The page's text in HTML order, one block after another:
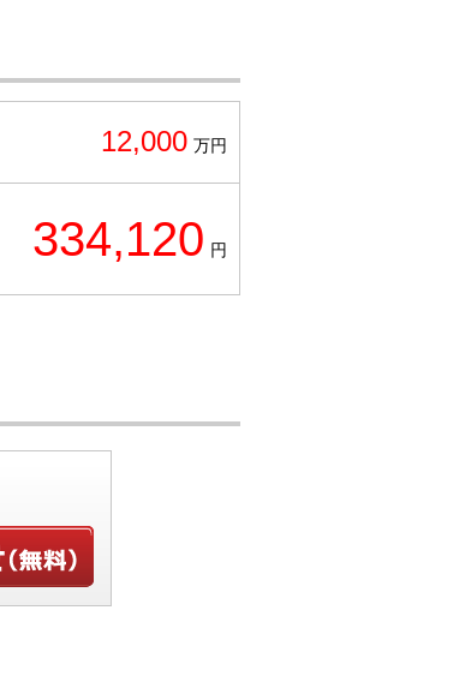
12,000 万円
334,120 円